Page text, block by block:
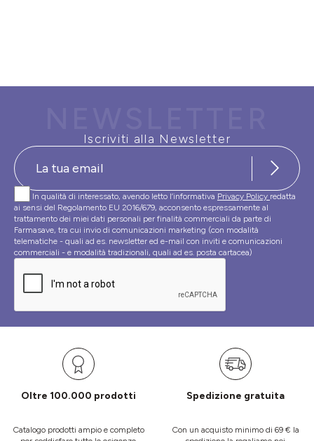
Iscriviti alla Newsletter
In qualità di interessato, avendo letto l’informativa Privacy Policy redatta
ai sensi del Regolamento EU 2016/679, acconsento espressamente al
trattamento dei miei dati personali per finalità commerciali da parte di
Farmasave, tra cui invio di comunicazioni marketing (con modalità
telematiche - quali ad es. newsletter ed e-mail con inviti e comunicazioni
commerciali - e modalità tradizionali, quali ad es. posta cartacea)
Oltre 100.000 prodotti
Catalogo prodotti ampio e completo
Spedizione gratuita
Con un acquisto minimo di 69 € la